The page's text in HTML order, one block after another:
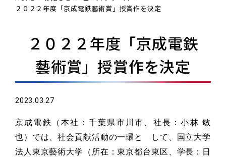
２０２２年度「京成電鉄藝術賞」授賞作を決定
２０２２年度「京成電鉄
藝術賞」授賞作を決定
2023.03.27
京成電鉄（本社：千葉県市川市、社長：小林 敏
也）では、社会貢献活動の一環と して、国立大学
法人東京藝術大学（所在：東京都台東区、学長：日